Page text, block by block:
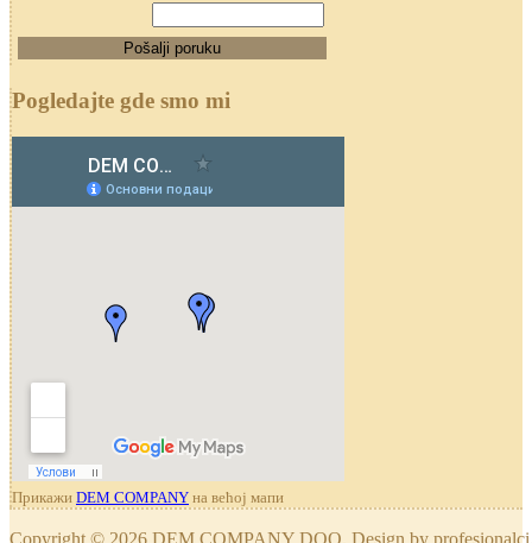
Pogledajte gde smo mi
Прикажи DEM COMPANY на већој мапи
Copyright © 2026 DEM COMPANY DOO. Design by